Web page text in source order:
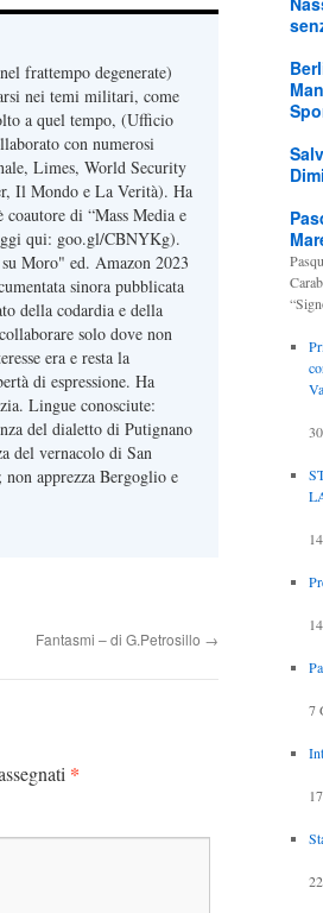
frattempo degenerate)
nei temi militari, come
a quel tempo, (Ufficio
con numerosi
Limes, World Security
Il Mondo e La Verità). Ha
di “Mass Media e
qui: goo.gl/CBNYKg).
Moro" ed. Amazon 2023
sinora pubblicata
della codardia e della
solo dove non
era e resta la
di espressione. Ha
Lingue conosciute:
del dialetto di Putignano
del vernacolo di San
apprezza Bergoglio e
Fantasmi – di G.Petrosillo →
*
7